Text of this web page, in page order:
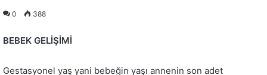
0 388
BEBEK GELİŞİMİ
Gestasyonel yaş yani bebeğin yaşı annenin son adet